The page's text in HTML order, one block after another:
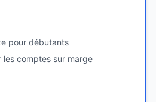
pour débutants
les comptes sur marge